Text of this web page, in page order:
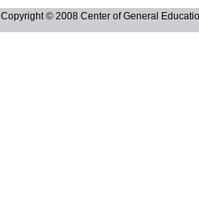
Copyright © 2008 Center of General